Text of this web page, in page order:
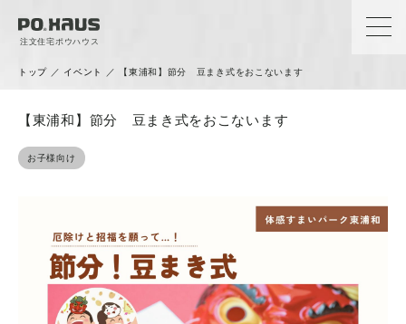
注文住宅ポウハウス
トップ ／ イベント ／ 【東浦和】節分 豆まき式をおこないます
【東浦和】節分 豆まき式をおこないます
お子様向け